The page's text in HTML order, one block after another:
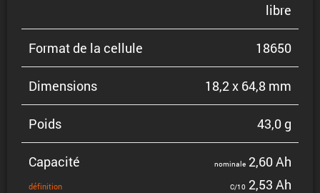
libre
Format de la cellule 18650
Dimen­sions 18,2 x 64,8 mm
Poids 43,0 g
Capacité
défini­tion
nominale 2,60 Ah
C/10 2,53 Ah